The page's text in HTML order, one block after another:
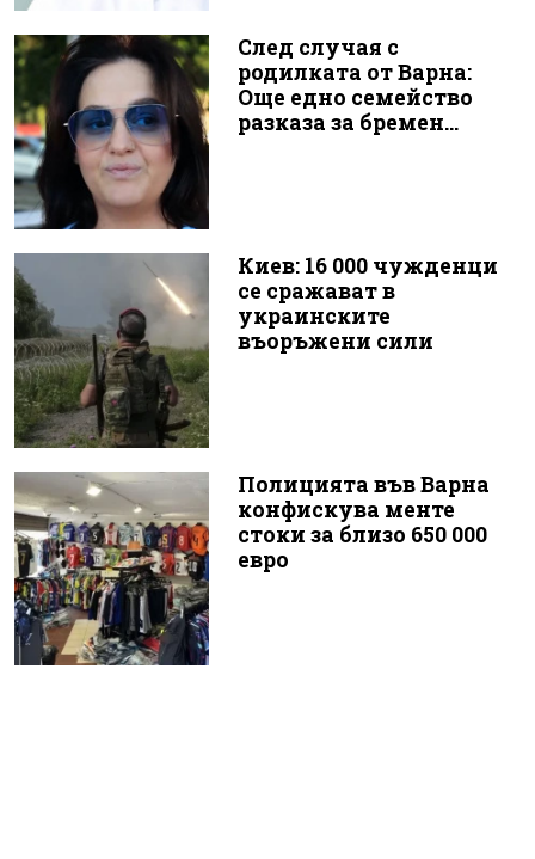
След случая с
родилката от Варна:
Още едно семейство
разказа за бремен...
Киев: 16 000 чужденци
се сражават в
украинските
въоръжени сили
Полицията във Варна
конфискува менте
стоки за близо 650 000
евро